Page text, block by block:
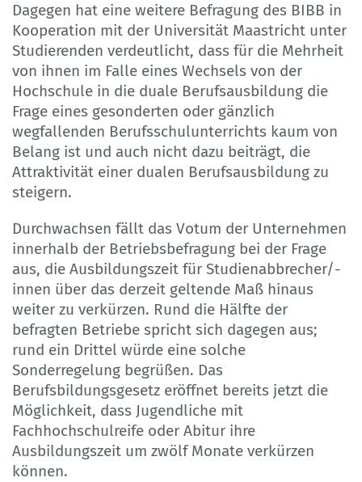
Dagegen hat eine weitere Befragung des BIBB in
Kooperation mit der Universität Maastricht unter
Studierenden verdeutlicht, dass für die Mehrheit
von ihnen im Falle eines Wechsels von der
Hochschule in die duale Berufsausbildung die
Frage eines gesonderten oder gänzlich
wegfallenden Berufsschulunterrichts kaum von
Belang ist und auch nicht dazu beiträgt, die
Attraktivität einer dualen Berufsausbildung zu
steigern.
Durchwachsen fällt das Votum der Unternehmen
innerhalb der Betriebsbefragung bei der Frage
aus, die Ausbildungszeit für Studienabbrecher/-
innen über das derzeit geltende Maß hinaus
weiter zu verkürzen. Rund die Hälfte der
befragten Betriebe spricht sich dagegen aus;
rund ein Drittel würde eine solche
Sonderregelung begrüßen. Das
Berufsbildungsgesetz eröffnet bereits jetzt die
Möglichkeit, dass Jugendliche mit
Fachhochschulreife oder Abitur ihre
Ausbildungszeit um zwölf Monate verkürzen
können.